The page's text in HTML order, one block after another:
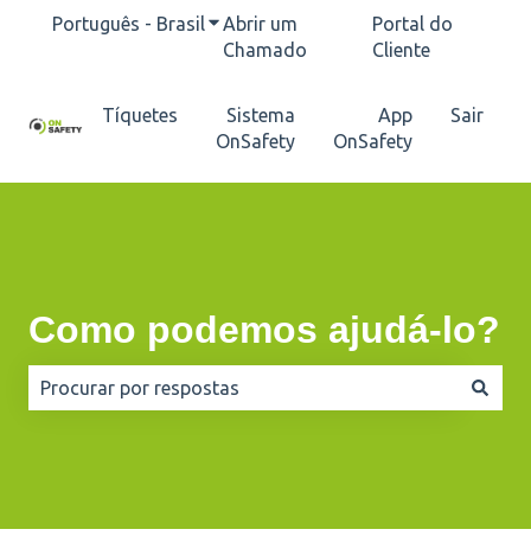
Português - BrasilMostrar submenu para traduções
Abrir um
Chamado
Portal do
Cliente
Tíquetes
Sistema
OnSafety
App
OnSafety
Sair
Como podemos ajudá-lo?